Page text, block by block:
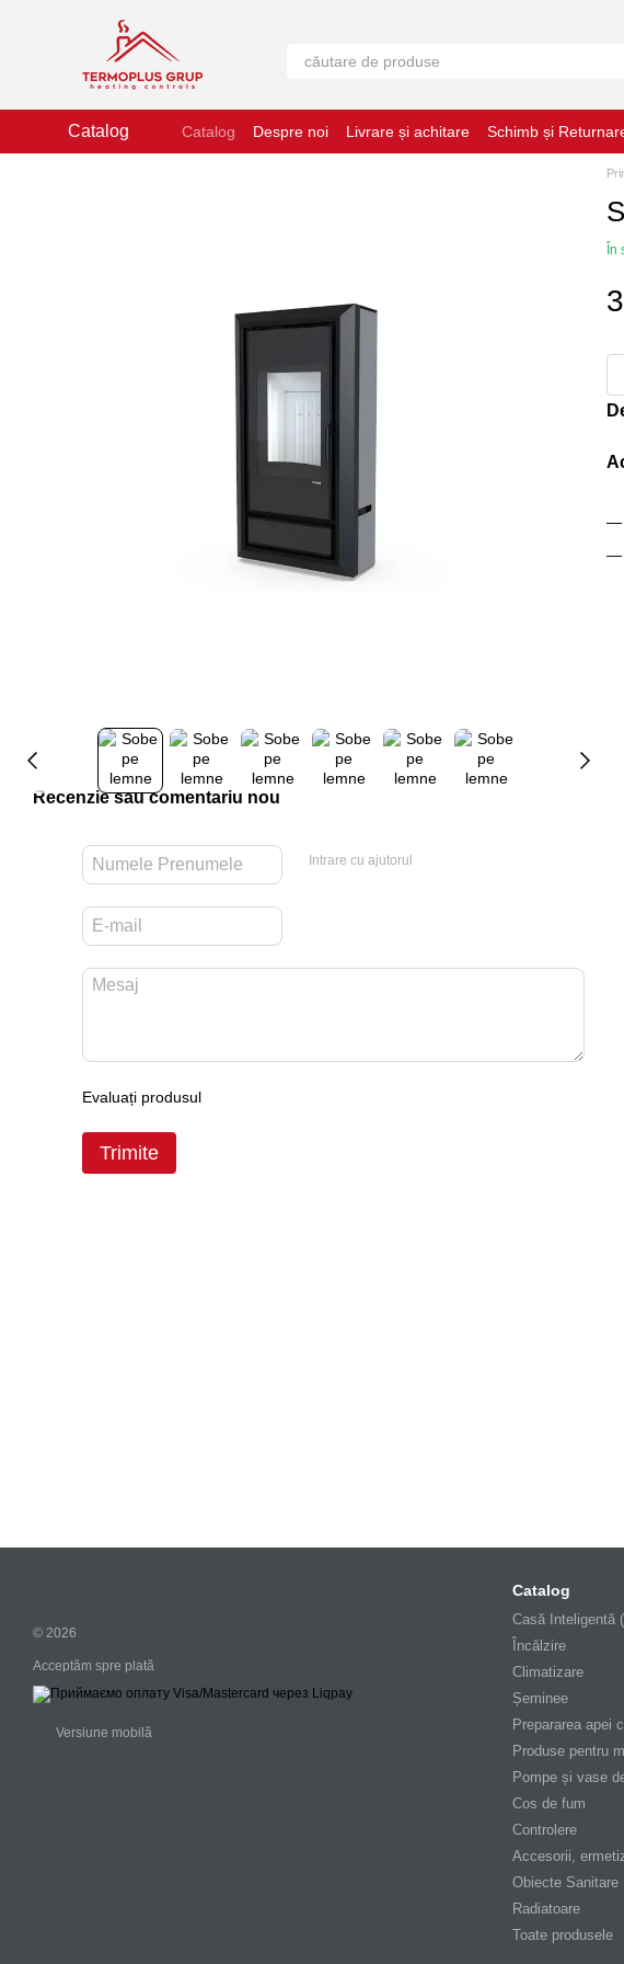
Mergi la conținutul principal
Catalog Catalog Despre noi Livrare și achitare Schimb și
Recenzie sau comentariu nou
Intrare cu ajutorul
Evaluați produsul
Trimite
În
© 2026
Acceptăm spre plată
Versiune mobilă
Catalog
Casă Inteligentă
Încălzire
Climatizare
Șeminee
Prepararea apei
Produse pentru
Pompe și vase
Cos de fum
Controlere
Accesorii,
Obiecte Sanitare
Radiatoare
Toate produsele